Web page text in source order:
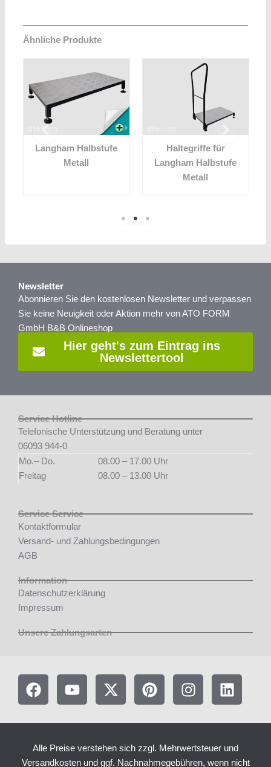
Ähnliche Produkte
Langham Halbstufe
Metall
Haltegriffe für
Langham Halbstufe
Metall
Newsletter
Abonnieren Sie den kostenlosen Newsletter und verpassen
Sie keine Neuigkeit oder Aktion mehr von ATO FORM
GmbH B&B Onlineshop
Hier geht's zum Eintrag ins
Newslettertool
Service Hotline
Telefonische Unterstützung und Beratung unter
06093 944-0
Mo.– Do.
08.00 – 17.00 Uhr
Freitag
08.00 – 13.00 Uhr
Service Service
Kontaktformular
Versand- und Zahlungsbedingungen
AGB
Information
Datenschutzerklärung
Impressum
Unsere Zahlungsarten
F
a
e
b
o
Y
o
t
b
X
-
w
t
P
i
t
e
r
I
n
t
a
g
L
i
k
d
Alle Preise verstehen sich zzgl. Mehrwertsteuer und
Versandkosten und ggf. Nachnahmegebühren, wenn nicht